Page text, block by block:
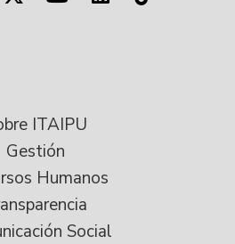
ITAIPU
Gestión
Humanos
Social